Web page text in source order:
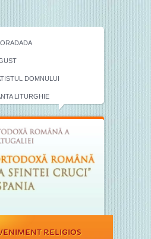
DOMNULUI
LITURGHIE
RELIGIOS